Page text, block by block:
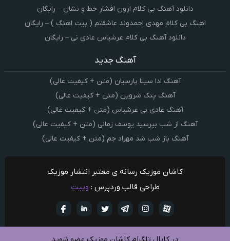
دانلود آهنگ بی کلام ارون افشار خط و نشان – رایگان
اهنگ بی کلام مهدی احمدوند عاشقتم ( بیت اهنگ ) – رایگان
دانلود آهنگ بی کلام عرشیاس عادی نی – رایگان
آهنگ جدید
آهنگ ادا سینا پارسیان (متن + کیفیت عالی)
آهنگ پتک شروین (متن + کیفیت عالی)
آهنگ عادی نی عرشیاس (متن + کیفیت عالی)
آهنگ از شب بپرسید یوسف زمانی (متن + کیفیت عالی)
آهنگ باز شب شد مهراد جم (متن + کیفیت عالی)
کاشان موزیک رسانه ی معتبر انتشار موزیک
طراحی قالب وردپرس : وبیت
تويتر تلگرام
اینستاگرام آپارات